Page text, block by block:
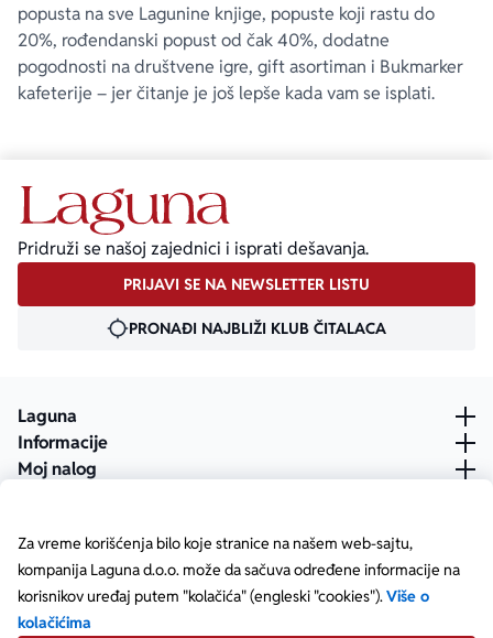
Za vreme korišćenja bilo koje stranice na našem web-sajtu,
kompanija Laguna d.o.o. može da sačuva određene informacije na
korisnikov uređaj putem "kolačića" (engleski "cookies").Više o
kolačićima
popusta na sve Lagunine knjige, popuste koji rastu do
20%, rođendanski popust od čak 40%, dodatne
pogodnosti na društvene igre, gift asortiman i Bukmarker
kafeterije – jer čitanje je još lepše kada vam se isplati.
Pridruži se našoj zajednici i isprati dešavanja.
PRIJAVI SE NA NEWSLETTER LISTU
PRONAĐI NAJBLIŽI KLUB ČITALACA
Laguna
Informacije
Moj nalog